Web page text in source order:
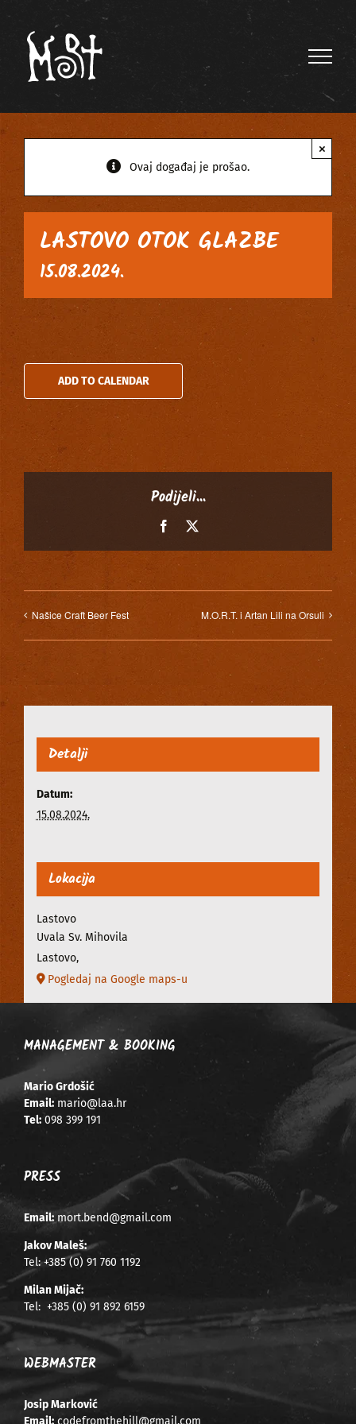
content
Ovaj događaj je prošao.
×
LASTOVO OTOK GLAZBE
15.08.2024.
ADD TO CALENDAR
Podijeli...
Facebook
Našice Craft Beer Fest M.O.R.T. i Artan Lili na Orsuli
Detalji
Datum:
15.08.2024.
Lokacija
Lastovo
Uvala Sv. Mihovila
Lastovo,
Pogledaj na Google maps-u
MANAGEMENT & BOOKING
Mario Grdošić
Email: mario@laa.hr
Tel: 098 399 191
PRESS
Email: mort.bend@gmail.com
Jakov Maleš:
Tel:+385 (0) 91 760 1192
Milan Mijač:
Tel: +385 (0) 91 892 6159
WEBMASTER
Josip Marković
Email: codefromthehill@gmail.com